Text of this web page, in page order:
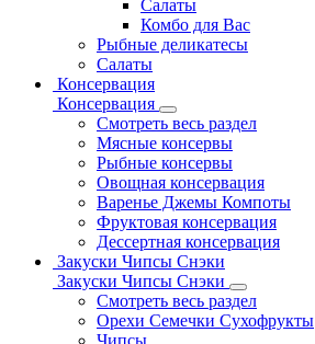
Салаты
Комбо для Вас
Рыбные деликатесы
Салаты
Консервация
Консервация
Смотреть весь раздел
Мясные консервы
Рыбные консервы
Овощная консервация
Варенье Джемы Компоты
Фруктовая консервация
Дессертная консервация
Закуски Чипсы Снэки
Закуски Чипсы Снэки
Смотреть весь раздел
Орехи Семечки Сухофрукты
Чипсы